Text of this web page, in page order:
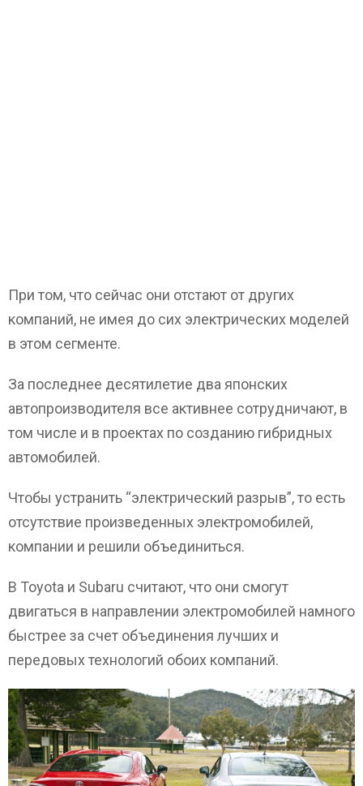
При том, что сейчас они отстают от других
компаний, не имея до сих электрических моделей
в этом сегменте.
За последнее десятилетие два японских
автопроизводителя все активнее сотрудничают, в
том числе и в проектах по созданию гибридных
автомобилей.
Чтобы устранить “электрический разрыв”, то есть
отсутствие произведенных электромобилей,
компании и решили объединиться.
В Toyota и Subaru считают, что они смогут
двигаться в направлении электромобилей намного
быстрее за счет объединения лучших и
передовых технологий обоих компаний.